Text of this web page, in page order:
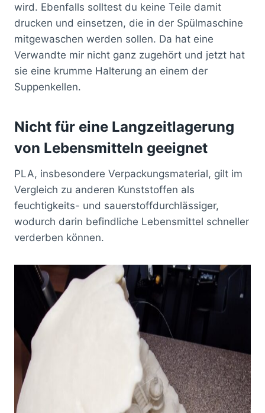
wird. Ebenfalls solltest du keine Teile damit
drucken und einsetzen, die in der Spülmaschine
mitgewaschen werden sollen. Da hat eine
Verwandte mir nicht ganz zugehört und jetzt hat
sie eine krumme Halterung an einem der
Suppenkellen.
Nicht für eine Langzeitlagerung
von Lebensmitteln geeignet
PLA, insbesondere Verpackungsmaterial, gilt im
Vergleich zu anderen Kunststoffen als
feuchtigkeits- und sauerstoffdurchlässiger,
wodurch darin befindliche Lebensmittel schneller
verderben können.